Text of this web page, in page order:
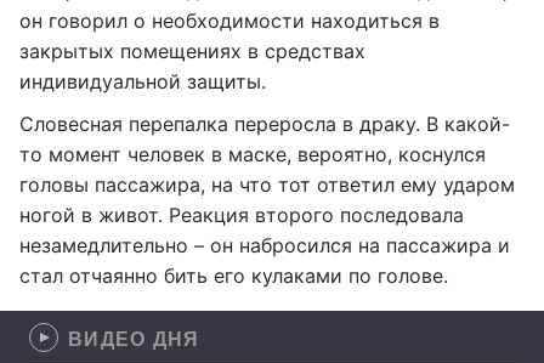
он говорил о необходимости находиться в
закрытых помещениях в средствах
индивидуальной защиты.
Словесная перепалка переросла в драку. В какой-
то момент человек в маске, вероятно, коснулся
головы пассажира, на что тот ответил ему ударом
ногой в живот. Реакция второго последовала
незамедлительно – он набросился на пассажира и
стал отчаянно бить его кулаками по голове.
ВИДЕО ДНЯ